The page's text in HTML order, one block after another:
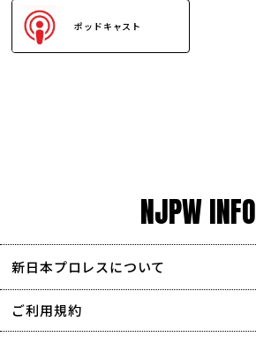
ポッドキャスト
NJPW INFO
新日本プロレスについて
会社情報
ご利用規約